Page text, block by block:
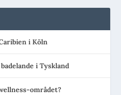
i Köln
i Tyskland
området?